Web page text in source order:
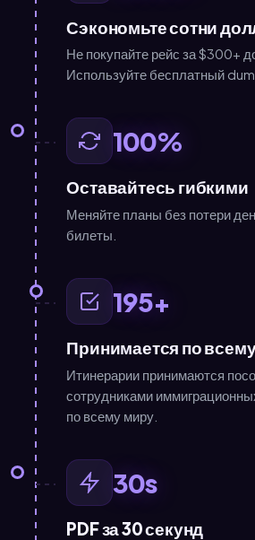
Сэкономьте сотни
Не покупайте рейс за $300+
Используйте бесплатный
100%
Оставайтесь гибкими
Меняйте планы без потери
билеты.
195+
Принимается по
Итинерарии принимаются
сотрудниками
по всему миру.
30s
PDF за 30 секунд